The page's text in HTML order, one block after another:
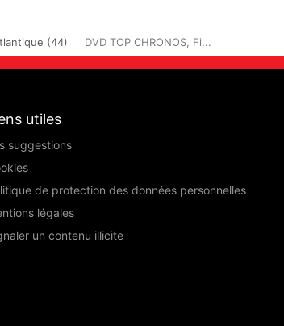
(44) DVD TOP CHRONOS, Fi...
utiles
suggestions
de protection des données personnelles
légales
un contenu illicite